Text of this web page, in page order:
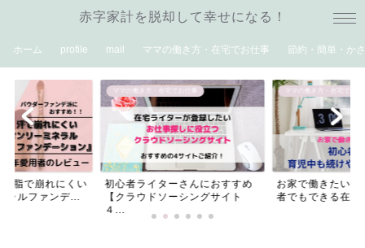
赤字家計を脱却して幸せになる！
ホーム profile mail ママの働き方・在宅でお仕事 節約・簡単・か
脂で崩れにくい
ラルファンデ...
ママの働き方・在宅でお仕事
初心者ライターさんにおすすめ
【クラウドソーシングサイト
４...
ママの働き方・在宅でお仕
お家で働きたいマ
者でもできる在宅